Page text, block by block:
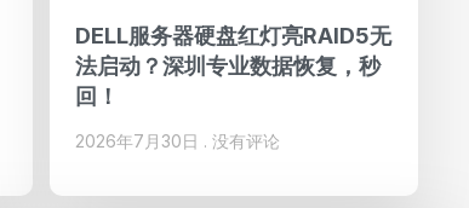
DELL服务器硬盘红灯亮RAID5无
法启动？深圳专业数据恢复，秒
回！
2026年7月30日 没有评论